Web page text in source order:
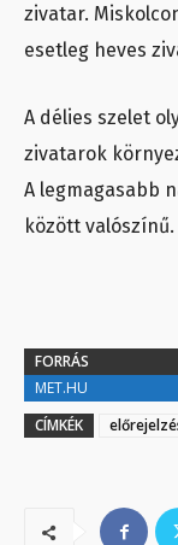
zivatar.
esetleg heves
A délies szelet
zivatarok
A legmagasabb
között
FORRÁS
MET.HU
CÍMKÉK